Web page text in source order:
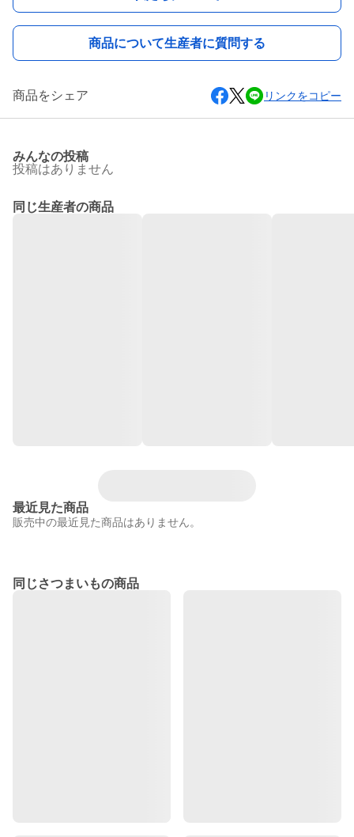
商品について生産者に質問する
商品をシェア リンクをコピー
みんなの投稿
投稿はありません
同じ生産者の商品
最近見た商品
販売中の最近見た商品はありません。
同じさつまいもの商品